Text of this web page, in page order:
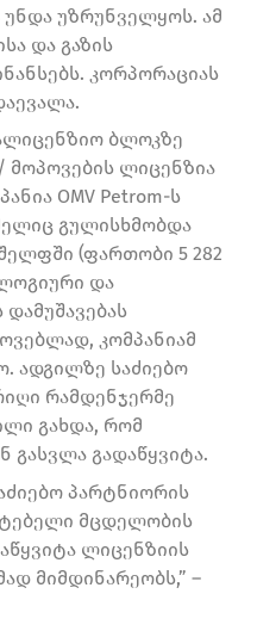
უზრუნველყოს. ამ
და გაზის
კორპორაციას
ბლოკზე
მოპოვების ლიცენზია
OMV Petrom-ს
გულისხმობდა
(ფართობი 5 282
და
კომპანიამ
ადგილზე საძიებო
რამდენჯერმე
გახდა, რომ
გასვლა გადაწყვიტა.
პარტნიორის
მცდელობის
ლიცენზიის
მიმდინარეობს,” –